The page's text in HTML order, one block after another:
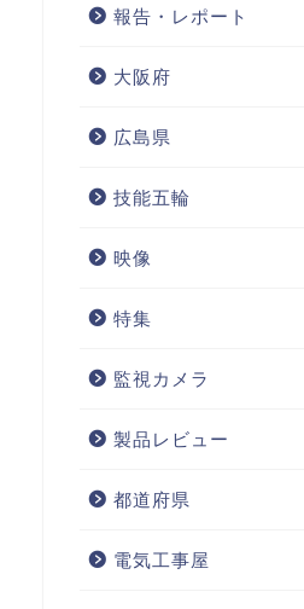
報告・レポート
大阪府
広島県
技能五輪
映像
特集
監視カメラ
製品レビュー
都道府県
電気工事屋